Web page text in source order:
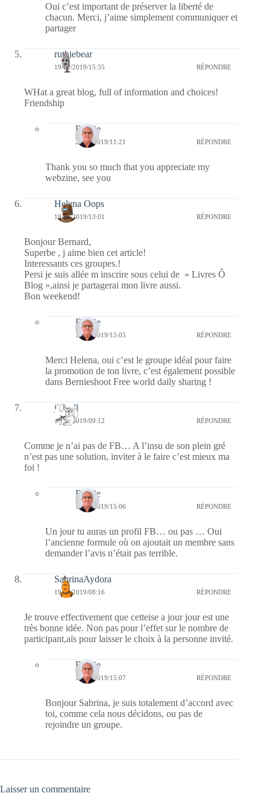
Oui c’est important de préserver la liberté de
chacun. Merci, j’aime simplement communiquer et
partager
ruthiebear
19/01/2019/15:35 RÉPONDRE
WHat a great blog, full of information and choices!
Friendship
Bernie
20/01/2019/11:21 RÉPONDRE
Thank you so much that you appreciate my
webzine, see you
Helena Oops
19/01/2019/13:01 RÉPONDRE
Bonjour Bernard,
Superbe , j aime bien cet article!
Interessants ces groupes.!
Persi je suis allée m inscrire sous celui de » Livres Ô
Blog »,ainsi je partagerai mon livre aussi.
Bon weekend!
Bernie
19/01/2019/15:05 RÉPONDRE
Merci Helena, oui c’est le groupe idéal pour faire
la promotion de ton livre, c’est également possible
dans Bernieshoot Free world daily sharing !
jill bill
19/01/2019/09:12 RÉPONDRE
Comme je n’ai pas de FB… A l’insu de son plein gré
n’est pas une solution, inviter à le faire c’est mieux ma
foi !
Bernie
19/01/2019/15:06 RÉPONDRE
Un jour tu auras un profil FB… ou pas … Oui
l’ancienne formule où on ajoutait un membre sans
demander l’avis n’était pas terrible.
SabrinaAydora
19/01/2019/08:16 RÉPONDRE
Je trouve effectivement que cetteise a jour jour est une
très bonne idée. Non pas pour l’effet sur le nombre de
participant,aïs pour laisser le choix à la personne invité.
Bernie
19/01/2019/15:07 RÉPONDRE
Bonjour Sabrina, je suis totalement d’accord avec
toi, comme cela nous décidons, ou pas de
rejoindre un groupe.
Laisser un commentaire